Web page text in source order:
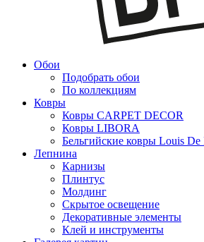
Обои
Подобрать обои
По коллекциям
Ковры
Ковры CARPET DECOR
Ковры LIBORA
Бельгийские ковры Louis De
Лепнина
Карнизы
Плинтус
Молдинг
Скрытое освещение
Декоративные элементы
Клей и инструменты